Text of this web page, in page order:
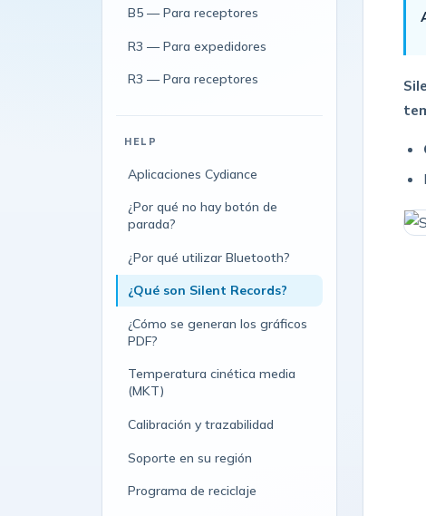
B5 — Para receptores
R3 — Para expedidores
R3 — Para receptores
HELP
Aplicaciones Cydiance
¿Por qué no hay botón de
parada?
¿Por qué utilizar Bluetooth?
¿Qué son Silent Records?
¿Cómo se generan los gráficos
PDF?
Temperatura cinética media
(MKT)
Calibración y trazabilidad
Soporte en su región
Programa de reciclaje